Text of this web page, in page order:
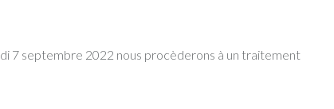
7 septembre 2022 nous procèderons à un traitement